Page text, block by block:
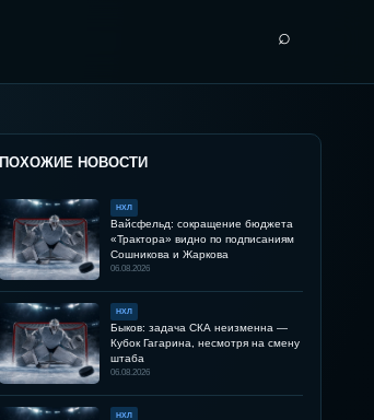
⌕
ПОХОЖИЕ НОВОСТИ
НХЛ
Вайсфельд: сокращение бюджета
«Трактора» видно по подписаниям
Сошникова и Жаркова
06.08.2026
НХЛ
Быков: задача СКА неизменна —
Кубок Гагарина, несмотря на смену
штаба
06.08.2026
НХЛ